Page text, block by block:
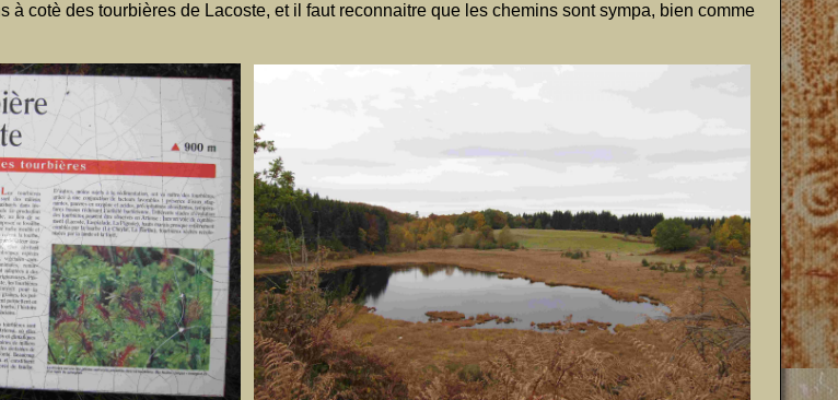
à cotè des tourbières de Lacoste, et il faut reconnaitre que les chemins sont sympa, bien comme